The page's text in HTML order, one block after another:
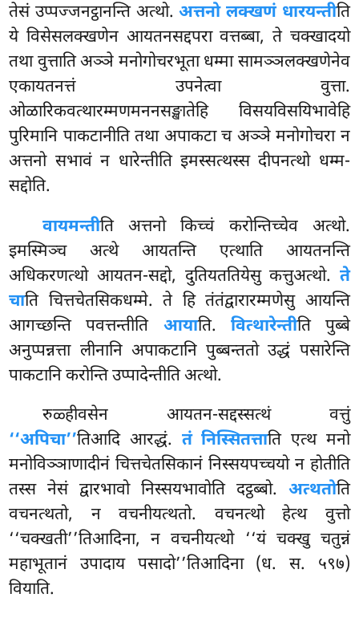
तेसं उप्पज्जनट्ठानन्ति अत्थो.अत्तनो लक्खणं धारयन्तीति
ये विसेसलक्खणेन आयतनसद्दपरा वत्तब्बा, ते चक्खादयो
तथा वुत्ताति अञ्ञे मनोगोचरभूता धम्मा सामञ्ञलक्खणेनेव
एकायतनत्तं उपनेत्वा वुत्ता.
ओळारिकवत्थारम्मणमननसङ्खातेहि विसयविसयिभावेहि
पुरिमानि पाकटानीति तथा अपाकटा च अञ्ञे मनोगोचरा न
अत्तनो सभावं न धारेन्तीति इमस्सत्थस्स दीपनत्थो धम्म-
सद्दोति.
वायमन्तीति अत्तनो किच्चं करोन्तिच्चेव अत्थो.
इमस्मिञ्च अत्थे आयतन्ति एत्थाति आयतनन्ति
अधिकरणत्थो आयतन-सद्दो, दुतियततियेसु कत्तुअत्थो. ते
चाति चित्तचेतसिकधम्मे. ते हि तंतंद्वारारम्मणेसु आयन्ति
आगच्छन्ति पवत्तन्तीति आयाति. वित्थारेन्तीति पुब्बे
अनुप्पन्नत्ता लीनानि अपाकटानि पुब्बन्ततो उद्धं पसारेन्ति
पाकटानि करोन्ति उप्पादेन्तीति अत्थो.
रुळ्हीवसेन आयतन-सद्दस्सत्थं वत्तुं
‘‘अपिचा’’तिआदि आरद्धं. तं निस्सितत्ताति एत्थ मनो
मनोविञ्ञाणादीनं चित्तचेतसिकानं निस्सयपच्चयो न होतीति
तस्स नेसं द्वारभावो निस्सयभावोति दट्ठब्बो. अत्थतोति
वचनत्थतो, न वचनीयत्थतो. वचनत्थो हेत्थ वुत्तो
‘‘चक्खती’’तिआदिना, न वचनीयत्थो ‘‘यं चक्खु चतुन्नं
महाभूतानं उपादाय पसादो’’तिआदिना (ध. स. ५९७)
वियाति.